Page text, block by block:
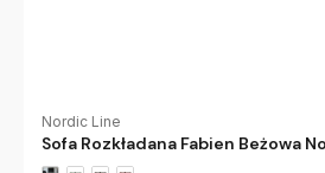
Nordic Line
Sofa Rozkładana Fabien Beżowa